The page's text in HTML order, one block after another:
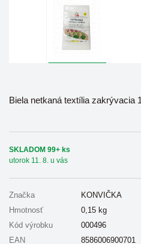
Biela netkaná textília zakrývacia
SKLADOM 99+ ks
utorok 11. 8. u vás
Značka
KONVIČKA
Hmotnosť
0,15 kg
Kód výrobku
000496
EAN
8586006900701